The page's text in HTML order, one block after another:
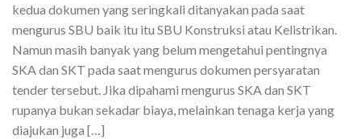
kedua dokumen yang seringkali ditanyakan pada saat
mengurus SBU baik itu itu SBU Konstruksi atau Kelistrikan.
Namun masih banyak yang belum mengetahui pentingnya
SKA dan SKT pada saat mengurus dokumen persyaratan
tender tersebut. Jika dipahami mengurus SKA dan SKT
rupanya bukan sekadar biaya, melainkan tenaga kerja yang
diajukan juga […]